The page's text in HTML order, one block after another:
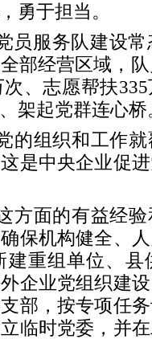
勇于担当。
员服务队建设
部经营区域，
、志愿帮扶
架起党群连心桥
的组织和工作
是中央企业促
方面的有益经
保机构健全、
重组单位、县
企业党组织建
部，按专项任
临时党委，并